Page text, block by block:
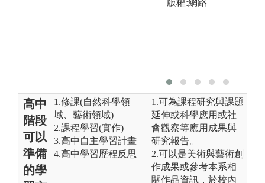
版權:網路
高中
階段
可以
準備
的學
1.修課(自然科學領
域、藝術領域)
2.課程學習(實作)
3.高中自主學習計畫
4.高中學習歷程反思
1.可為課程研究與課題
延伸或科學應用或社
會觀察等應用成果與
研究報告。
2.可以是美術與藝術創
作成果或參考本系相
關作品資訊，於校內